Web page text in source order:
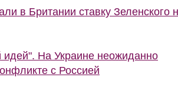
в Британии ставку Зеленского
идей". На Украине неожиданно
с Россией